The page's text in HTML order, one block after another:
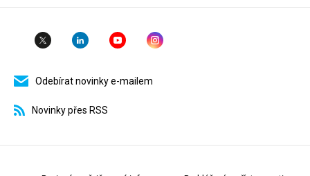
Odebírat novinky e-mailem
Novinky přes RSS